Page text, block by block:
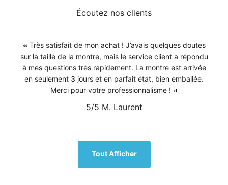
Écoutez nos clients
Très satisfait de mon achat ! J’avais quelques doutes
sur la taille de la montre, mais le service client a répondu
à mes questions très rapidement. La montre est arrivée
en seulement 3 jours et en parfait état, bien emballée.
Merci pour votre professionnalisme !
5/5 M. Laurent
Tout Afficher